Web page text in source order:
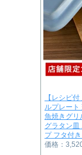
【レシピ
ルプレー
魚焼きグリ
グラタン皿
プ フタ付
価格：